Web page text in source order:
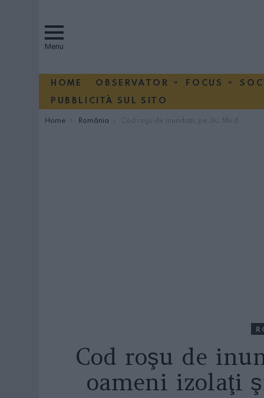
Menu
HOME OBSERVATOR FOCUS
PUBBLICITÀ SUL SITO
You are here:
Home România Cod roşu de inundaţii, pe Jiu. Mii de oameni izolaţi şi case luate de ape
Cod roşu de
oameni izolaţi